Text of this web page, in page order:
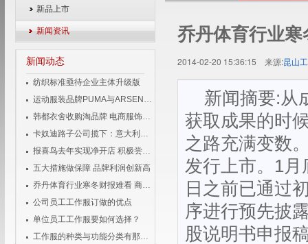
新品上市
新闻资讯
新闻动态
纺织标准亟待企业主体升级版
运动服装品牌PUMA与ARSENAL宣布长期合作伙伴关系
韩都衣舍收购淘品牌 电商服饰企业变身投资者
卡奴迪路子公司揽下：意大利品牌男装独家经营权
报喜鸟去年实现净开店 积极尝试移动互联
五大措施做保障 品牌利润创新高
乔丹体育行业寒冬财报难看 商标侵权成风险
公司员工工作服订做的优点
单位员工工作服要如何选择？
工作服的种类与功能分类有那些？
乔丹体育行业
2014-02-20 15:36:15 来源:昆山
新闻摘要:从
获取成果的时
之路充满变
发行上市。1
日之前已通过
序进行预先披
股说明书申报